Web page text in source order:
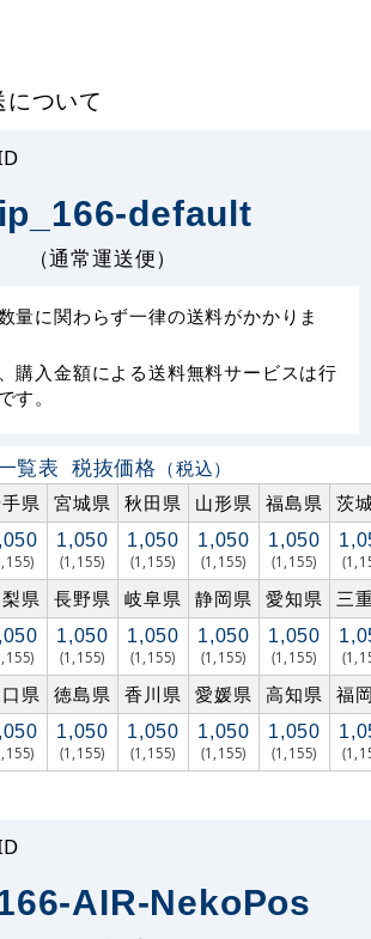
ついて
default
（通常運送便）
量に関わらず一律の送料がかかりま
購入金額による送料無料サービスは行
す。
覧表 税抜価格 （税込）
県 宮城県 秋田県 山形県 福島県 茨
1,050
(1,155)
1,050
(1,155)
1,050
(1,155)
1,050
(1,155)
県 長野県 岐阜県 静岡県 愛知県 三
1,050
(1,155)
1,050
(1,155)
1,050
(1,155)
1,050
(1,155)
県 徳島県 香川県 愛媛県 高知県 福
1,050
(1,155)
1,050
(1,155)
1,050
(1,155)
1,050
(1,155)
AIR-NekoPos